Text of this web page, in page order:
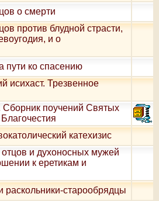
о смерти
против блудной страсти,
и о
пути ко спасению
исихаст. Трезвенное
поучений Святых
катехизис
и духоносных мужей
к еретикам и
старообрядцы